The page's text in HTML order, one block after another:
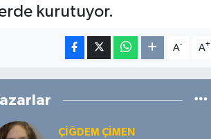
kurutuyor.
A- A+
ÇIĞDEM ÇIMEN